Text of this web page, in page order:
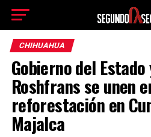
CHIHUAHUA
Gobierno del
Roshfrans se unen
reforestación en
Majalca